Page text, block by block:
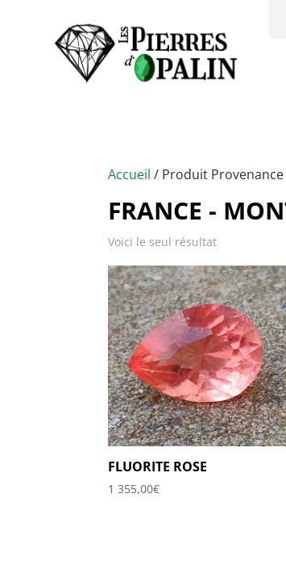
Accueil / Produit
FRANCE -
Voici le seul résultat
FLUORITE ROSE
1 355,00€